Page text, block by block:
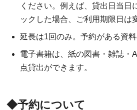
ください。例えば、貸出日当日
ックした場合、ご利用期限日は
延長は1回のみ。予約がある資
電子書籍は、紙の図書・雑誌・
点貸出ができます。
◆予約について